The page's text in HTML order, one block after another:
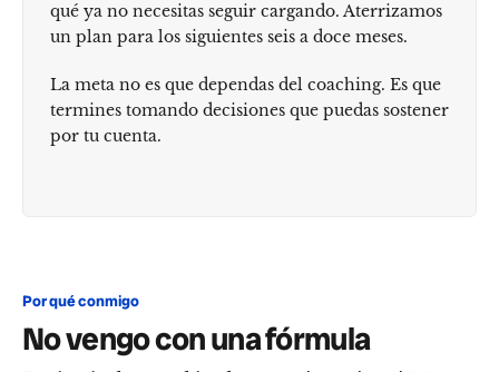
qué ya no necesitas seguir cargando. Aterrizamos
un plan para los siguientes seis a doce meses.
La meta no es que dependas del coaching. Es que
termines tomando decisiones que puedas sostener
por tu cuenta.
Por qué conmigo
No vengo con una fórmula